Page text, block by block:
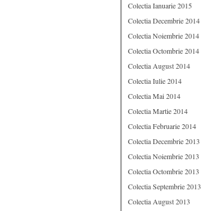
Colectia Ianuarie 2015
Colectia Decembrie 2014
Colectia Noiembrie 2014
Colectia Octombrie 2014
Colectia August 2014
Colectia Iulie 2014
Colectia Mai 2014
Colectia Martie 2014
Colectia Februarie 2014
Colectia Decembrie 2013
Colectia Noiembrie 2013
Colectia Octombrie 2013
Colectia Septembrie 2013
Colectia August 2013